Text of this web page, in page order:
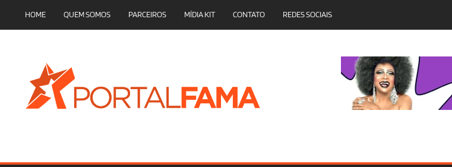
HOME QUEM SOMOS PARCEIROS MÍDIA KIT CONTATO REDES SOCIAIS